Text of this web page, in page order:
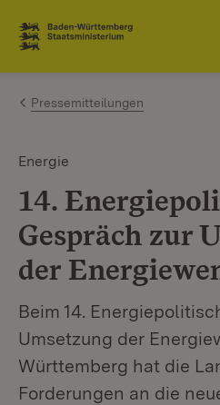
Zum Inhalt springen
Link zur Startseite
Pressemitteilungen
Energie
14.
Gespräch zur
der
Beim 14.
Umsetzung der
Württemberg hat die
Forderungen an die